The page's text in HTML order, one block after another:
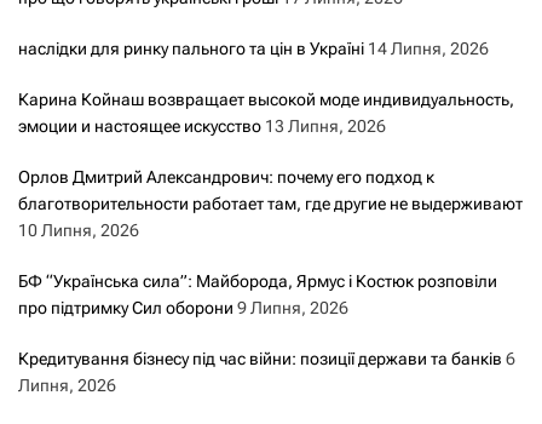
наслідки для ринку пального та цін в Україні 14 Липня, 2026
Карина Койнаш возвращает высокой моде индивидуальность,
эмоции и настоящее искусство 13 Липня, 2026
Орлов Дмитрий Александрович: почему его подход к
благотворительности работает там, где другие не выдерживают
10 Липня, 2026
БФ “Українська сила”: Майборода, Ярмус і Костюк розповіли
про підтримку Сил оборони 9 Липня, 2026
Кредитування бізнесу під час війни: позиції держави та банків 6
Липня, 2026